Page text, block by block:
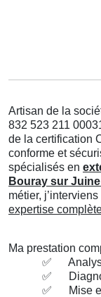
Artisan de la
832 523 211
de la certification
conforme et
spécialisés en
Bouray sur
métier,
expertise
Ma prestation
✅
✅
✅
Mise